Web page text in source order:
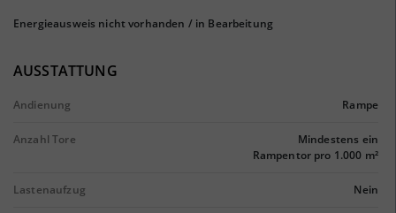
Energieausweis nicht vorhanden / in Bearbeitung
AUSSTATTUNG
Andienung Rampe
Anzahl Tore
Mindestens ein
Rampentor pro 1.000 m²
Lastenaufzug Nein